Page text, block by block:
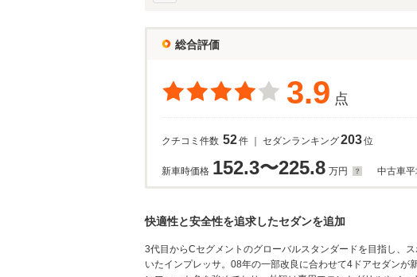
総合評価
3.9 点
クチコミ件数 52件 ｜ セダンランキング203位
新車時価格 152.3〜225.8 万円 中古車
快適性と安全性を追求したセダンを追加
3代目からCセグメントのグローバルスタンダードを目指し、
いたインプレッサ。08年の一部改良に合わせて4ドアセダン